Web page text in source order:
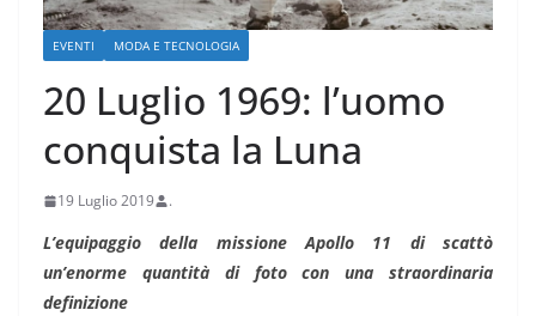
EVENTI MODA E TECNOLOGIA
20 Luglio 1969: l’uomo
conquista la Luna
19 Luglio 2019 .
L’equipaggio della missione Apollo 11 di scattò
un’enorme quantità di foto con una straordinaria
definizione